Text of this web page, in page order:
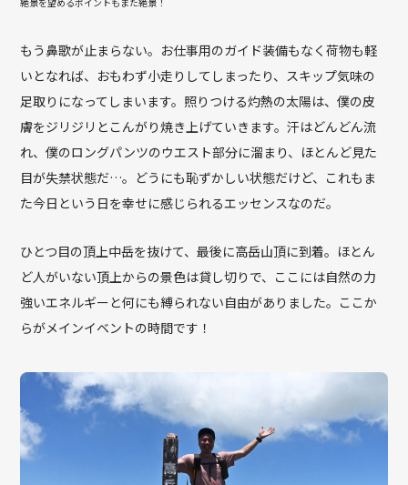
もう鼻歌が止まらない。お仕事用のガイド装備もなく荷物も軽
いとなれば、おもわず小走りしてしまったり、スキップ気味の
足取りになってしまいます。照りつける灼熱の太陽は、僕の皮
膚をジリジリとこんがり焼き上げていきます。汗はどんどん流
れ、僕のロングパンツのウエスト部分に溜まり、ほとんど見た
目が失禁状態だ…。どうにも恥ずかしい状態だけど、これもま
た今日という日を幸せに感じられるエッセンスなのだ。
ひとつ目の頂上中岳を抜けて、最後に高岳山頂に到着。ほとん
ど人がいない頂上からの景色は貸し切りで、ここには自然の力
強いエネルギーと何にも縛られない自由がありました。ここか
らがメインイベントの時間です！